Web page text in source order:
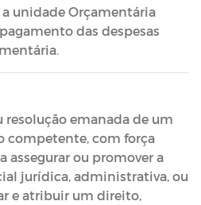
unidade Orçamentária
das despesas
resolução emanada de um
competente, com força
assegurar ou promover a
jurídica, administrativa, ou
e atribuir um direito,